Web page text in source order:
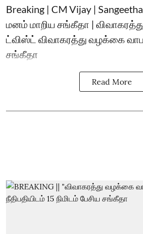
Breaking | CM Vijay |
மனம் மாறிய சங்கீதா |
ட்விஸ்ட் விவாகரத்து வழக்கை
சங்கீதா
Read More